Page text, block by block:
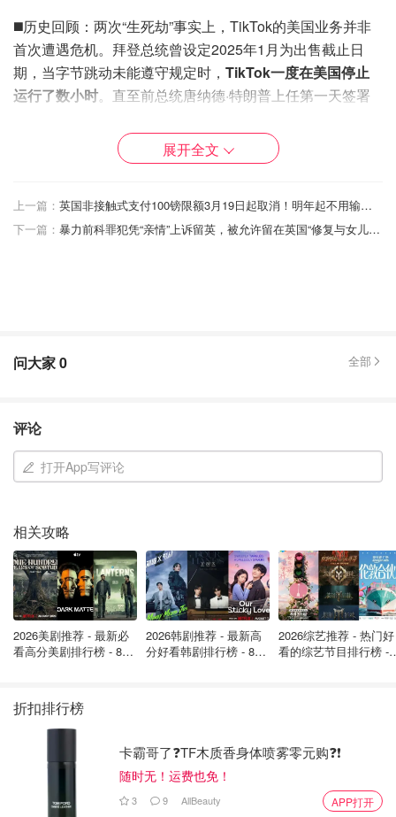
◼️历史回顾：两次“生死劫”事实上，TikTok的美国业务并非
首次遭遇危机。拜登总统曾设定2025年1月为出售截止日
期，当字节跳动未能遵守规定时， TikTok一度在美国停止
运行了数小时。直至前总统唐纳德·特朗普上任第一天签署
续命75天！禁令细节待敲定！
的一员，继续发现充满无限可能的世界。” 路透社报道称，
TikTok的所有者字节跳动将把其美国资产的80%以上出售给
Lake）和MGX。
◼️股权结构与治理：数据安全成焦点在这家新合资公司中，
者的附属公司将持有30.1%，而
19.9%。备忘录还强调，新公司将设立一个由七名成员组成
的新董事会，其中多数为美国人，并将遵守旨在“保护美国
用户数据和美国国家安全”的条款。美国用户的数据将存储
在美国本地。
展开全文
上一篇：
英国非接触式支付100镑限额3月19日起取消！明年起不用输密码随便刷！
下一篇：
暴力前科罪犯凭“亲情”上诉留英，被允许留在英国“修复与女儿的关系”！
问大家0 全部
评论
打开App写评论
相关攻略
2026美剧推荐 - 最新必
看高分美剧排行榜 - 8月
2026韩剧推荐 - 最新高
分好看韩剧排行榜 - 8月
2026综艺推荐 - 热门好
看的综艺节目排行榜 -
折扣排行榜
卡霸哥了❓TF木质香身体喷雾零元购❓❗
随时无！运费也免！
3 9 AllBeauty APP打开